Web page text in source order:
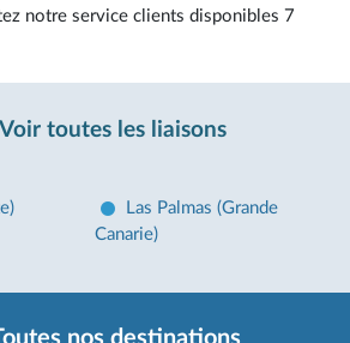
notre service clients disponibles 7
Voir toutes les liaisons
Las Palmas (Grande
Canarie)